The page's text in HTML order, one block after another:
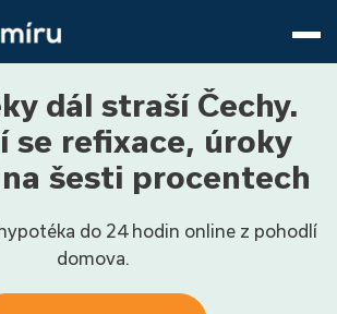
dál straší Čechy.
se refixace, úroky
šesti procentech
do 24 hodin online z pohodlí
domova.